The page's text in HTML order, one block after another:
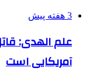
3 هفته پیش
علم الهدی:
آمریکایی است